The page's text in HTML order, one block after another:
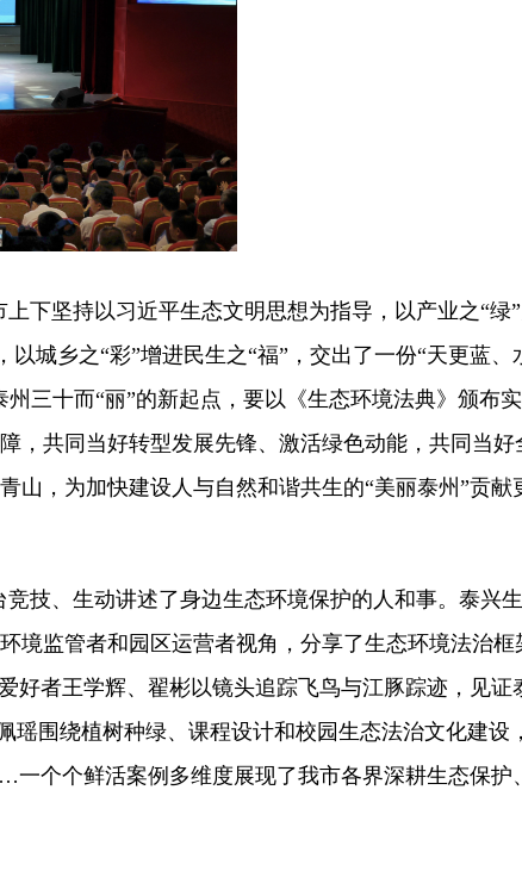
下坚持以习近平生态文明思想为指导，以产业之“绿”
，以城乡之“彩”增进民生之“福” ，交出了一份“天更蓝、
州三十而“丽”的新起点， 要以 《生态环境法典》 颁布
，共同当好转型发展先锋、激活绿色动能，共同当好
山，为加快建设人与自然和谐共生的“美丽泰州 ”贡献
技、生动讲述了身边生态环境保护的人和事。泰兴
境监管者和园区运营者视角，分享了生态环境法治框
好者王学辉、翟彬以镜头追踪飞鸟与江豚踪迹，见证
瑶围绕植树种绿、课程设计和校园 生态法治文化建设
一个个鲜活案例多维度展现了我市各界深耕生态保护